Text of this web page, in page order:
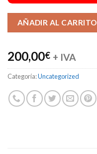
AÑADIR AL CARRITO
200,00€ + IVA
Categoría:Uncategorized